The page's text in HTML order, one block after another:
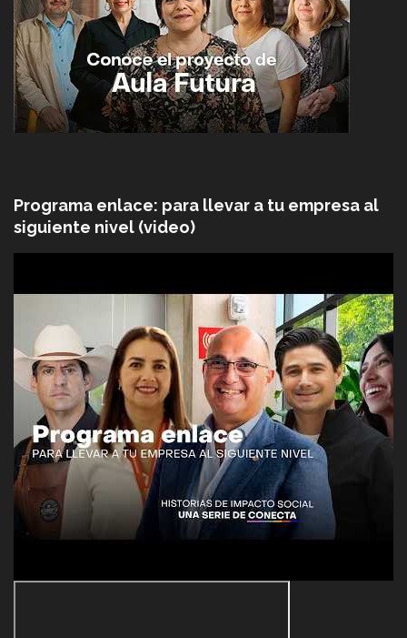
Programa enlace: para llevar a tu empresa al
siguiente nivel (video)